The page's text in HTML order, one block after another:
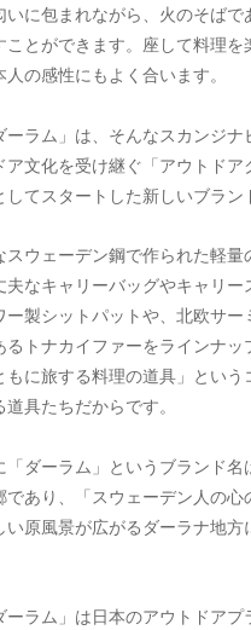
いに包まれながら、火のそばで
ことができます。座して料理を
人の感性にもよく合います。
ーラム」は、そんなスカンジナ
ア文化を受け継ぐ「アウトドア
してスタートした新しいブラン
スウェーデン鋼で作られた軽量
夫なキャリーバッグやキャリー
ー製シットパットや、北欧サー
るトナカイファーをラインナッ
もに旅する料理の道具」という
具たちだからです。
「ダーラム」というブランド名
であり、「スウェーデン人の心
い原風景が広がるダーラナ地方
ーラム」は日本のアウトドアプ